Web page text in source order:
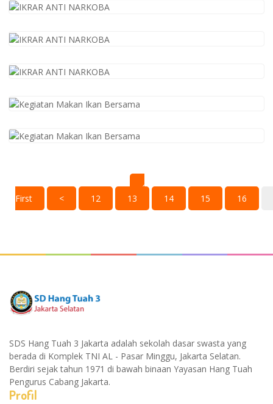
‹
First
< 12 13 14 15 16
SDS Hang Tuah 3 Jakarta adalah sekolah dasar swasta yang
berada di Komplek TNI AL - Pasar Minggu, Jakarta Selatan.
Berdiri sejak tahun 1971 di bawah binaan Yayasan Hang Tuah
Pengurus Cabang Jakarta.
Profil